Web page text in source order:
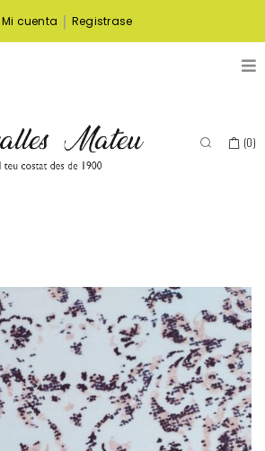
Mi cuenta | Registrase
(0)